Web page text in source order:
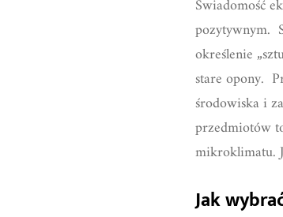
Świadomość
pozytywnym.
określenie
stare opony.
środowiska i
przedmiotów
mikroklimatu.
Jak